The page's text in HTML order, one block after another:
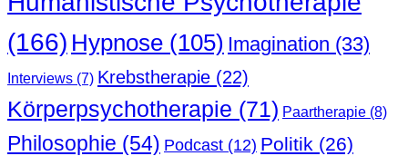
(166) Hypnose (105) Imagination (33)
Interviews (7) Krebstherapie (22)
Körperpsychotherapie (71) Paartherapie (8)
Philosophie (54) Podcast (12) Politik (26)